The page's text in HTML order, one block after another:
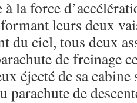
à la force
leurs deux
du ciel, tous deux
de freinage
éjecté de sa
parachute de